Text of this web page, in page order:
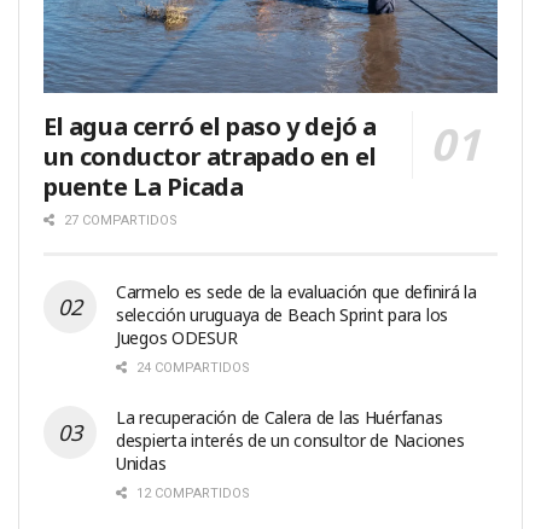
El agua cerró el paso y dejó a
un conductor atrapado en el
puente La Picada
27 COMPARTIDOS
Carmelo es sede de la evaluación que definirá la
selección uruguaya de Beach Sprint para los
Juegos ODESUR
24 COMPARTIDOS
La recuperación de Calera de las Huérfanas
despierta interés de un consultor de Naciones
Unidas
12 COMPARTIDOS